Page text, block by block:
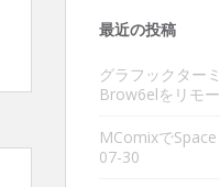
最近の投稿
グラフックター
Brow6elをリモ
MComixで
07-30